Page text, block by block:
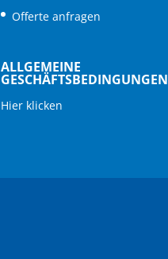
Offerte anfragen
ALLGEMEINE
GESCHÄFTSBEDINGUNGEN
Hier klicken